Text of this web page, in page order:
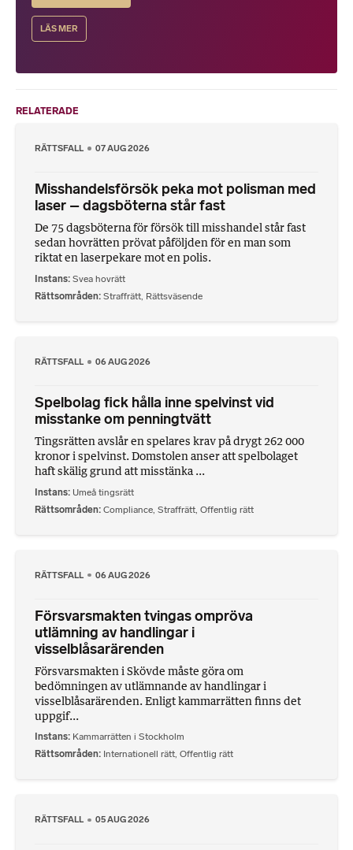
LÄS MER
RELATERADE
RÄTTSFALL 07 AUG 2026
Misshandelsförsök peka mot polisman med
laser – dagsböterna står fast
De 75 dagsböterna för försök till misshandel står fast
sedan hovrätten prövat påföljden för en man som
riktat en laserpekare mot en polis.
Instans Svea hovrätt
Rättsområden Straffrätt Rättsväsende
RÄTTSFALL 06 AUG 2026
Spelbolag fick hålla inne spelvinst vid
misstanke om penningtvätt
Tingsrätten avslår en spelares krav på drygt 262 000
kronor i spelvinst. Domstolen anser att spelbolaget
haft skälig grund att misstänka ...
Instans Umeå tingsrätt
Rättsområden Compliance Straffrätt Offentlig rätt
RÄTTSFALL 06 AUG 2026
Försvarsmakten tvingas ompröva
utlämning av handlingar i
visselblåsarärenden
Försvarsmakten i Skövde måste göra om
bedömningen av utlämnande av handlingar i
visselblåsarärenden. Enligt kammarrätten finns det
uppgif...
Instans Kammarrätten i Stockholm
Rättsområden Internationell rätt, Offentlig rätt
RÄTTSFALL 05 AUG 2026